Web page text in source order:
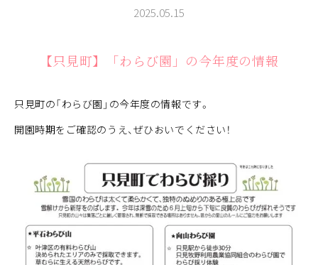
2025.05.15
【只見町】「わらび園」の今年度の情報
只見町の「わらび園」の今年度の情報です。
開園時期をご確認のうえ、ぜひおいでください！